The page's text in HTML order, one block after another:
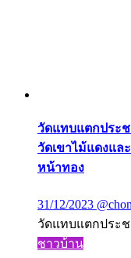
วัดแทบแตกประ
วัดเขาไม้แดงแล
หน้าทอง
31/12/2023
วัดแทบแตกประ
ชาวบ้าน